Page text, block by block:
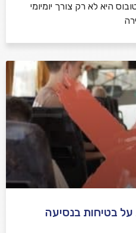
היא לא רק צורך יומיומי
בטיחות בנסיעה